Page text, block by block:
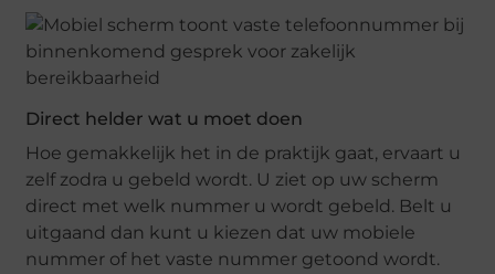
Direct helder wat u moet doen
Hoe gemakkelijk het in de praktijk gaat, ervaart u
zelf zodra u gebeld wordt. U ziet op uw scherm
direct met welk nummer u wordt gebeld. Belt u
uitgaand dan kunt u kiezen dat uw mobiele
nummer of het vaste nummer getoond wordt.